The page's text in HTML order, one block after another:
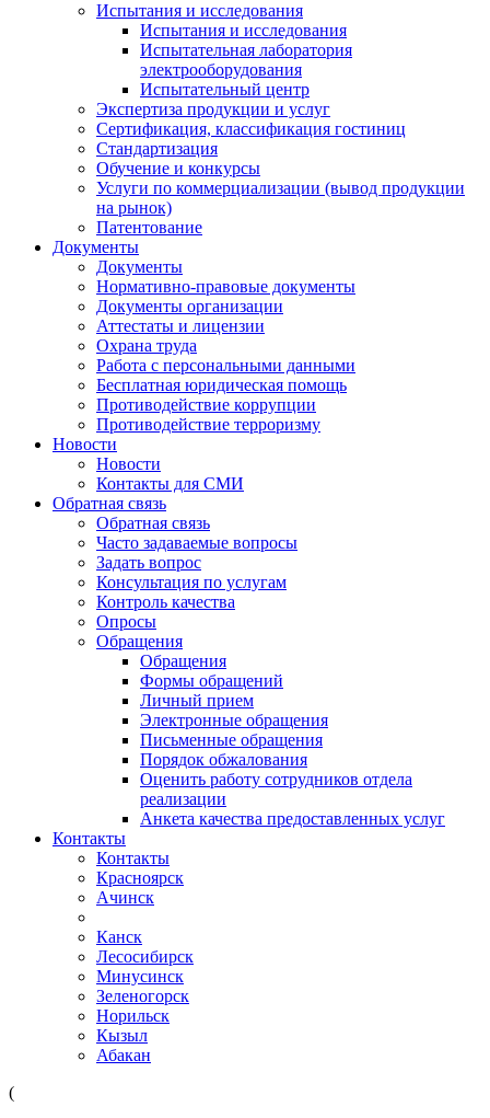
Испытания и исследования
Испытания и исследования
Испытательная лаборатория
электрооборудования
Испытательный центр
Экспертиза продукции и услуг
Сертификация, классификация гостиниц
Стандартизация
Обучение и конкурсы
Услуги по коммерциализации (вывод продукции
на рынок)
Патентование
Документы
Документы
Нормативно-правовые документы
Документы организации
Аттестаты и лицензии
Охрана труда
Работа с персональными данными
Бесплатная юридическая помощь
Противодействие коррупции
Противодействие терроризму
Новости
Новости
Контакты для СМИ
Обратная связь
Обратная связь
Часто задаваемые вопросы
Задать вопрос
Консультация по услугам
Контроль качества
Опросы
Обращения
Обращения
Формы обращений
Личный прием
Электронные обращения
Письменные обращения
Порядок обжалования
Оценить работу сотрудников отдела
реализации
Анкета качества предоставленных услуг
Контакты
Контакты
Красноярск
Ачинск
Канск
Лесосибирск
Минусинск
Зеленогорск
Норильск
Кызыл
Абакан
(